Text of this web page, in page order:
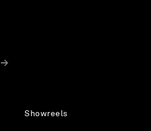
Showreels